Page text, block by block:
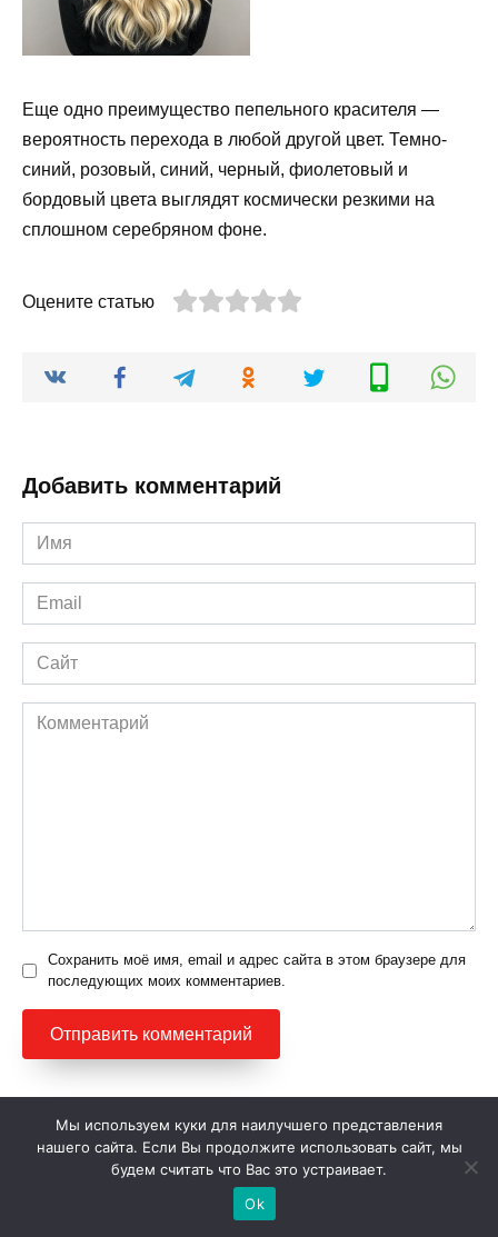
Еще одно преимущество пепельного красителя —
вероятность перехода в любой другой цвет. Темно-
синий, розовый, синий, черный, фиолетовый и
бордовый цвета выглядят космически резкими на
сплошном серебряном фоне.
Оцените статью
Добавить комментарий
Имя
*
Email
*
Сайт
Комментарий
Сохранить моё имя, email и адрес сайта в этом браузере для
последующих моих комментариев.
Новое на сайте
КРАСОТА
Женская мода 2021:
стильные тренды и
Мы используем куки для наилучшего представления
нашего сайта. Если Вы продолжите использовать сайт, мы
будем считать что Вас это устраивает.
Ok